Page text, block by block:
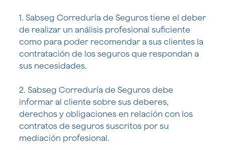
1. Sabseg Correduría de Seguros tiene el deber
de realizar un análisis profesional suficiente
como para poder recomendar a sus clientes la
contratación de los seguros que respondan a
sus necesidades.
2. Sabseg Correduría de Seguros debe
informar al cliente sobre sus deberes,
derechos y obligaciones en relación con los
contratos de seguros suscritos por su
mediación profesional.